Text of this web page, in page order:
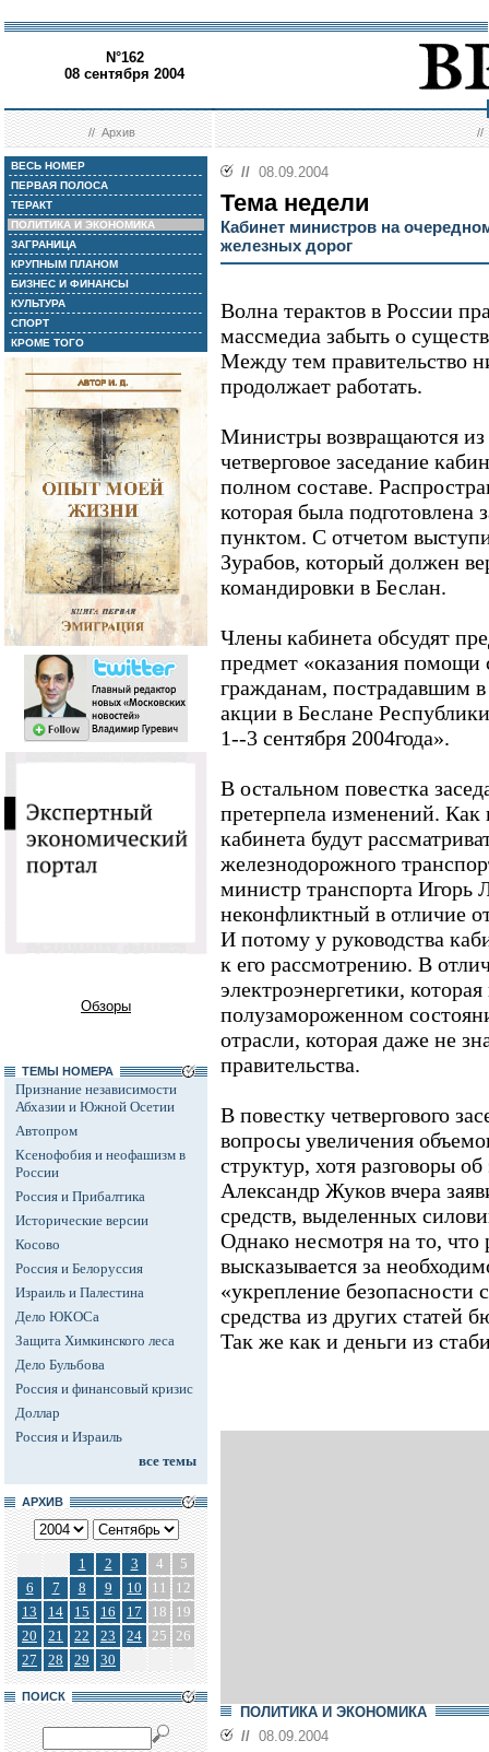
N°162
08 сентября 2004
//Архив //
ВЕСЬ НОМЕР
ПЕРВАЯ ПОЛОСА
ТЕРАКТ
ПОЛИТИКА И ЭКОНОМИКА
ЗАГРАНИЦА
КРУПНЫМ ПЛАНОМ
БИЗНЕС И ФИНАНСЫ
КУЛЬТУРА
СПОРТ
КРОМЕ ТОГО
Обзоры
ТЕМЫ НОМЕРА
Признание независимости
Абхазии и Южной Осетии
Автопром
Ксенофобия и неофашизм в
России
Россия и Прибалтика
Исторические версии
Косово
Россия и Белоруссия
Израиль и Палестина
Дело ЮКОСа
Защита Химкинского леса
Дело Бульбова
Россия и финансовый кризис
Доллар
Россия и Израиль
все темы
АРХИВ
1 2 3 4
5
6
7 8 9 10 11
12
13
14 15 16 17 18
19
20
21 22 23 24 25 26
27
28 29 30
ПОИСК
// 08.09.2004
Тема недели
Кабинет министров на
железных дорог
Волна терактов в России
массмедиа забыть о
Между тем правительство
продолжает работать.
Министры возвращаются
четверговое заседание
полном составе.
которая была подготовлена
пунктом. С отчетом
Зурабов, который должен
командировки в Беслан.
Члены кабинета обсудят
предмет «оказания
гражданам, пострадавшим в
акции в Беслане
1--3 сентября 2004года».
В остальном повестка
претерпела изменений.
кабинета будут
железнодорожного
министр транспорта Игорь
неконфликтный в отличие
И потому у руководства
к его рассмотрению. В
электроэнергетики, которая
полузамороженном
отрасли, которая даже не
правительства.
В повестку четвергового
вопросы увеличения
структур, хотя разговоры
Александр Жуков вчера
средств, выделенных
Однако несмотря на то, что
высказывается за
«укрепление безопасности
средства из других статей
Так же как и деньги из
ПОЛИТИКА И ЭКОНОМИКА
// 08.09.2004